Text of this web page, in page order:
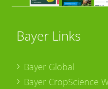
Bayer Links
Bayer Global
Bayer CropScience